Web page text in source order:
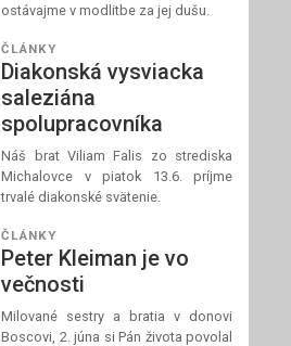
ostávajme v modlitbe za jej dušu.
ČLÁNKY
Diakonská vysviacka
saleziána
spolupracovníka
Náš brat Viliam Falis zo strediska
Michalovce v piatok 13.6. príjme
trvalé diakonské svätenie.
ČLÁNKY
Peter Kleiman je vo
večnosti
Milované sestry a bratia v donovi
Boscovi, 2. júna si Pán života povolal